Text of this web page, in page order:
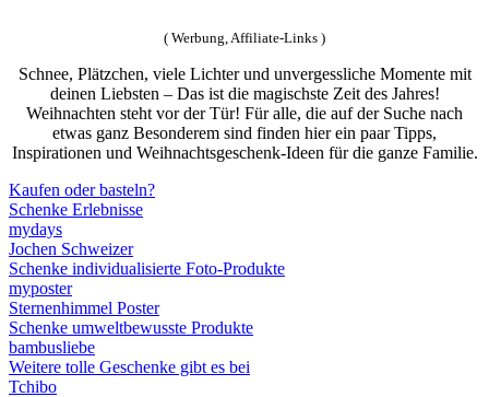
( Werbung, Affiliate-Links )
Schnee, Plätzchen, viele Lichter und unvergessliche Momente mit
deinen Liebsten – Das ist die magischste Zeit des Jahres!
Weihnachten steht vor der Tür! Für alle, die auf der Suche nach
etwas ganz Besonderem sind finden hier ein paar Tipps,
Inspirationen und Weihnachtsgeschenk-Ideen für die ganze Familie.
Kaufen oder basteln?
Schenke Erlebnisse
mydays
Jochen Schweizer
Schenke individualisierte Foto-Produkte
myposter
Sternenhimmel Poster
Schenke umweltbewusste Produkte
bambusliebe
Weitere tolle Geschenke gibt es bei
Tchibo